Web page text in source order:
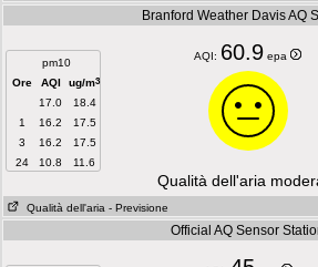
Branford Weather Davis AQ
pm10
Ore
AQI ug/m3
17.0
18.4
1
16.2
17.5
3
16.2
17.5
24
10.8 11.6
AQI: 60.9 epa
Qualità dell'aria
Qualità dell'aria - Previsione
Official AQ Sensor